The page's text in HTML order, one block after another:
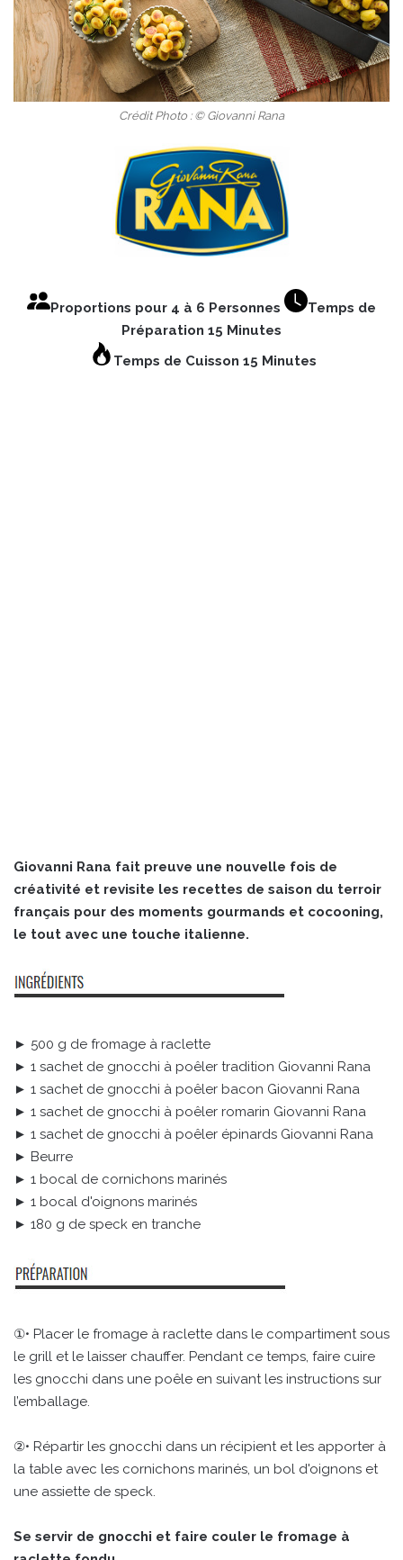
Crédit Photo : © Giovanni Rana
Proportions pour 4 à 6 Personnes
Temps de
Préparation 15 Minutes
Temps de Cuisson 15 Minutes
Giovanni Rana fait preuve une nouvelle fois de
créativité et revisite les recettes de saison du terroir
français pour des moments gourmands et cocooning,
le tout avec une touche italienne.
► 500 g de fromage à raclette
► 1 sachet de gnocchi à poêler tradition Giovanni Rana
► 1 sachet de gnocchi à poêler bacon Giovanni Rana
► 1 sachet de gnocchi à poêler romarin Giovanni Rana
► 1 sachet de gnocchi à poêler épinards Giovanni Rana
► Beurre
► 1 bocal de cornichons marinés
► 1 bocal d'oignons marinés
► 180 g de speck en tranche
①• Placer le fromage à raclette dans le compartiment sous
le grill et le laisser chauffer. Pendant ce temps, faire cuire
les gnocchi dans une poêle en suivant les instructions sur
l’emballage.
②• Répartir les gnocchi dans un récipient et les apporter à
la table avec les cornichons marinés, un bol d'oignons et
une assiette de speck.
Se servir de gnocchi et faire couler le fromage à